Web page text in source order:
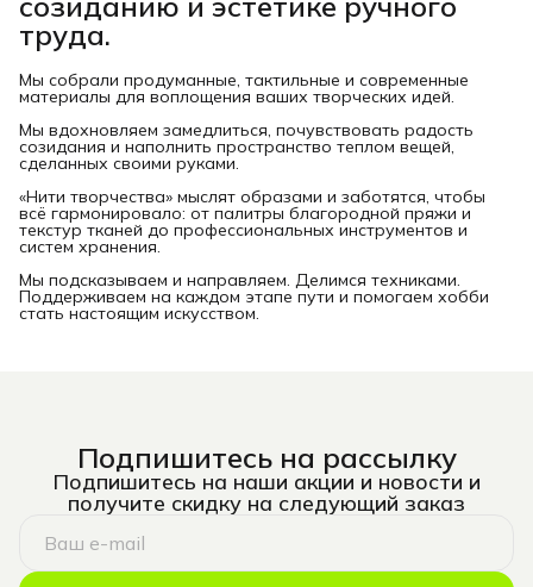
труда.
Мы собрали продуманные, тактильные и современные
материалы для воплощения ваших творческих идей.
Мы вдохновляем замедлиться, почувствовать радость
созидания и наполнить пространство теплом вещей,
сделанных своими руками.
«Нити творчества» мыслят образами и заботятся, чтобы
всё гармонировало: от палитры благородной пряжи и
текстур тканей до профессиональных инструментов и
систем хранения.
Мы подсказываем и направляем. Делимся техниками.
Поддерживаем на каждом этапе пути и помогаем хобби
стать настоящим искусством.
Подпишитесь на рассылку
Подпишитесь на наши акции и новости и
получите скидку на следующий заказ